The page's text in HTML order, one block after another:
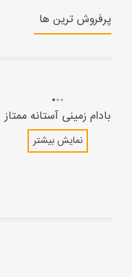
پرفروش ترین‌ ها
بادام زمینی آستانه ممتاز
نمایش بیشتر